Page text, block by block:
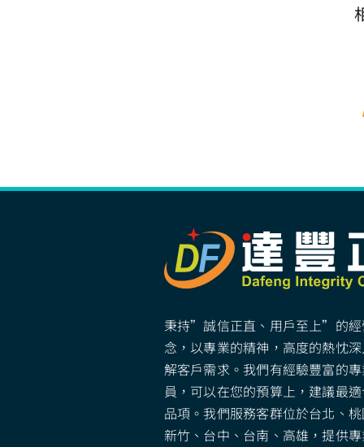
秉持”誠信正直、用戶至上”的
念，以專業的精神，高度的熱忱
解客戶需求。我們有經驗豐富的
員，可以在您的預算上，建議最
品項。我們服務客群位於台北、
新竹、台中、台南、高雄，提供